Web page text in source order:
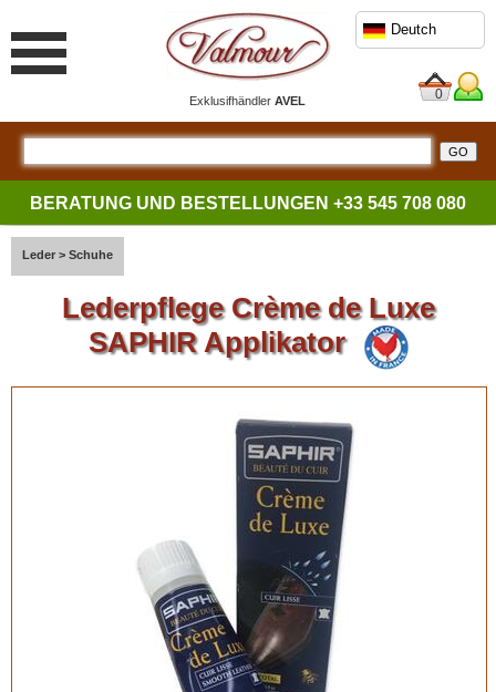
ExklusifhändlerAVEL
Deutch
0
BERATUNG UND BESTELLUNGEN +33 545 708 080
Leder > Schuhe
Lederpflege Crème de Luxe
SAPHIR Applikator